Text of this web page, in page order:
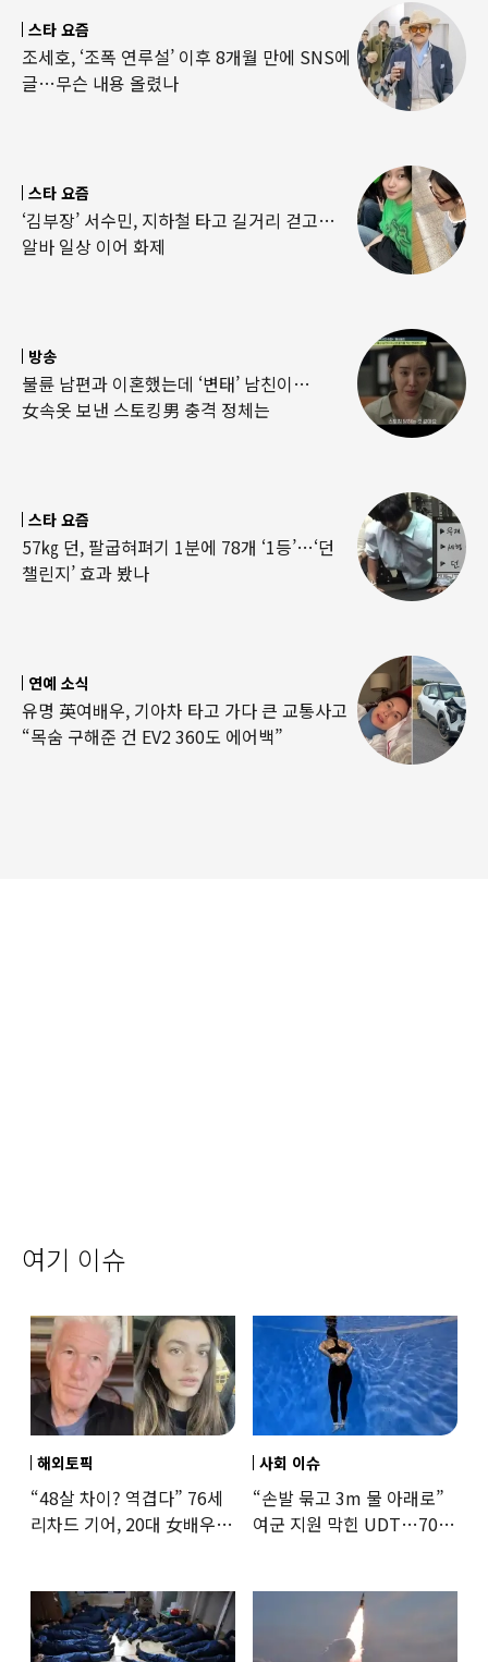
스타 요즘
조세호, ‘조폭 연루설’ 이후 8개월 만에 SNS에
글…무슨 내용 올렸나
스타 요즘
‘김부장’ 서수민, 지하철 타고 길거리 걷고…
알바 일상 이어 화제
방송
불륜 남편과 이혼했는데 ‘변태’ 남친이…
女속옷 보낸 스토킹男 충격 정체는
스타 요즘
57㎏ 던, 팔굽혀펴기 1분에 78개 ‘1등’…‘던
챌린지’ 효과 봤나
연예 소식
유명 英여배우, 기아차 타고 가다 큰 교통사고
“목숨 구해준 건 EV2 360도 에어백”
여기 이슈
해외토픽
“48살 차이? 역겹다” 76세
리차드 기어, 20대 女배우와
사회 이슈
“손발 묶고 3m 물 아래로”
여군 지원 막힌 UDT…707